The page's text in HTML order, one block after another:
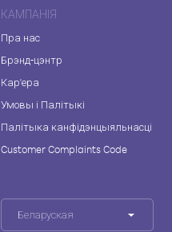
КАМПАНІЯ
Пра нас
Брэнд-цэнтр
Кар'ера
Умовы і Палітыкі
Палітыка канфідэнцыяльнасці
Customer Complaints Code
Беларуская